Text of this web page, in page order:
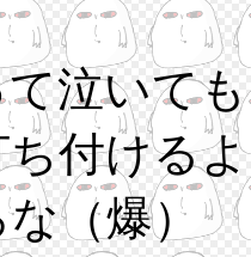
泣いて
付ける
（爆）